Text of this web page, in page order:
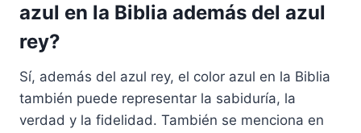
azul en la Biblia además del azul
rey?
Sí, además del azul rey, el color azul en la Biblia
también puede representar la sabiduría, la
verdad y la fidelidad. También se menciona en